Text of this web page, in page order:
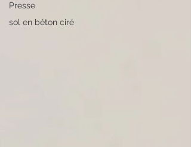
Presse
sol en béton ciré